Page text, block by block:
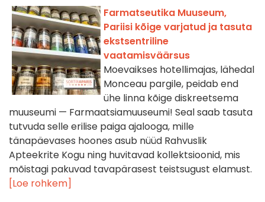
Farmatseutika Muuseum,
Pariisi kõige varjatud ja tasuta
ekstsentriline
vaatamisväärsus
Moevaikses hotellimajas, lähedal
Monceau pargile, peidab end
ühe linna kõige diskreetsema
muuseumi — Farmaatsiamuuseumi! Seal saab tasuta
tutvuda selle erilise paiga ajalooga, mille
tänapäevases hoones asub nüüd Rahvuslik
Apteekrite Kogu ning huvitavad kollektsioonid, mis
mõistagi pakuvad tavapärasest teistsugust elamust.
[Loe rohkem]